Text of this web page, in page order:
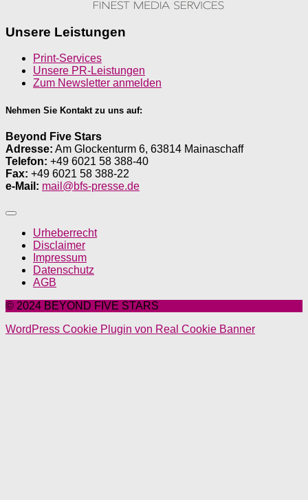
Unsere Leistungen
Print-Services
Unsere PR-Leistungen
Zum Newsletter anmelden
Nehmen Sie Kontakt zu uns auf:
Beyond Five Stars
Adresse: Am Glockenturm 6, 63814 Mainaschaff
Telefon: +49 6021 58 388-40
Fax: +49 6021 58 388-22
e-Mail: mail@bfs-presse.de
Urheberrecht
Disclaimer
Impressum
Datenschutz
AGB
© 2024 BEYOND FIVE STARS
WordPress Cookie Plugin von Real Cookie Banner